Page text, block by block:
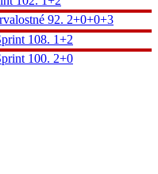
92. 2+0+0+3
108. 1+2
100. 2+0